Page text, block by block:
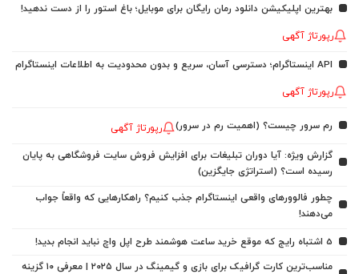
بهترین اپلیکیشن دانلود رمان رایگان برای موبایل؛ باغ استور را از دست ندهید!
رپورتاژ آگهی
API اینستاگرام؛ دسترسی آسان، سریع و بدون محدودیت به اطلاعات اینستاگرام
رپورتاژ آگهی
رم سرور چیست؟ (اهمیت رم در سرور) رپورتاژ آگهی
گزارش ویژه: آیا دوران تبلیغات برای افزایش فروش سایت فروشگاهی به پایان
رسیده است؟ (استراتژی جایگزین)
چطور فالوورهای واقعی اینستاگرام جذب کنیم؟ راهکارهایی که واقعاً جواب
می‌دهند!
5 اشتباه رایج که موقع خرید ساعت هوشمند طرح اپل واچ نباید انجام بدید!
مناسب‌ترین کارت گرافیک برای بازی و گیمینگ در سال ۲۰۲۵ | معرفی ۱۰ گزینه